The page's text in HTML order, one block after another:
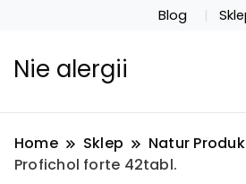
Blog
Nie alergii
Home Sklep
Natur
Profichol forte 42tabl.